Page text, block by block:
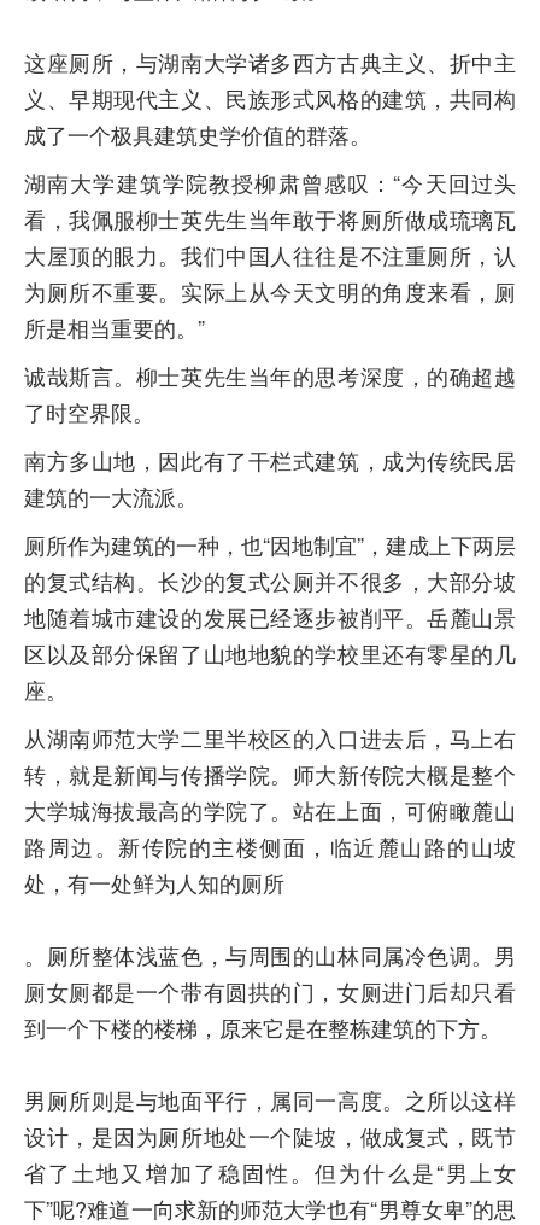
这座厕所，与湖南大学诸多西方古典主义、折中主
义、早期现代主义、民族形式风格的建筑，共同构
成了一个极具建筑史学价值的群落。
湖南大学建筑学院教授柳肃曾感叹：“今天回过头
看，我佩服柳士英先生当年敢于将厕所做成琉璃瓦
大屋顶的眼力。我们中国人往往是不注重厕所，认
为厕所不重要。实际上从今天文明的角度来看，厕
所是相当重要的。”
诚哉斯言。柳士英先生当年的思考深度，的确超越
了时空界限。
南方多山地，因此有了干栏式建筑，成为传统民居
建筑的一大流派。
厕所作为建筑的一种，也“因地制宜”，建成上下两层
的复式结构。长沙的复式公厕并不很多，大部分坡
地随着城市建设的发展已经逐步被削平。岳麓山景
区以及部分保留了山地地貌的学校里还有零星的几
座。
从湖南师范大学二里半校区的入口进去后，马上右
转，就是新闻与传播学院。师大新传院大概是整个
大学城海拔最高的学院了。站在上面，可俯瞰麓山
路周边。新传院的主楼侧面，临近麓山路的山坡
处，有一处鲜为人知的厕所
。厕所整体浅蓝色，与周围的山林同属冷色调。男
厕女厕都是一个带有圆拱的门，女厕进门后却只看
到一个下楼的楼梯，原来它是在整栋建筑的下方。
男厕所则是与地面平行，属同一高度。之所以这样
设计，是因为厕所地处一个陡坡，做成复式，既节
省了土地又增加了稳固性。但为什么是“男上女
下”呢?难道一向求新的师范大学也有“男尊女卑”的思